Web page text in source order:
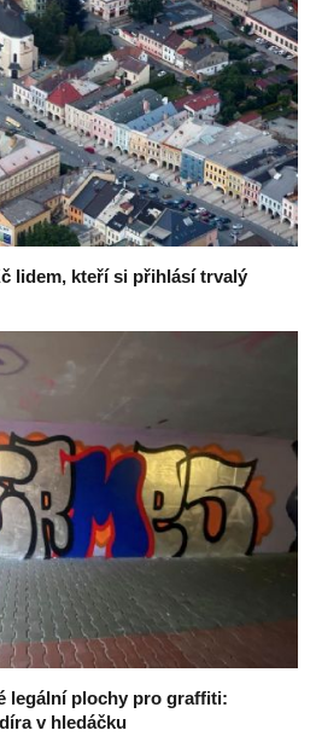
lidem, kteří si přihlásí trvalý
legální plochy pro graffiti:
v hledáčku